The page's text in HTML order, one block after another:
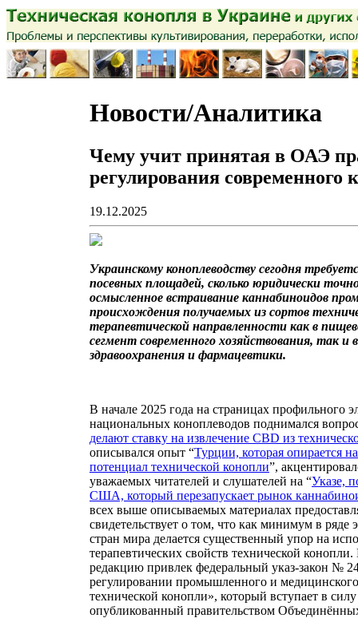
Новости/Аналитика
Чему учит принятая в ОАЭ
регулирования современного
19.12.2025
Украинскому коноплеводству сегодня
посевных площадей, сколько юридически
осмысленное встраивание каннабиноидов
происхождения получаемых из сортов
терапевтической направленности как в
сегмент современного хозяйствования, так и
здравоохранения и фармацевтики.
В начале 2025 года на страницах профильного
национальных коноплеводов поднимался
делают ставку на извлечение CBD из
описывался опыт “Турции, которая опирается
потенциал технической конопли”,
уважаемых читателей и слушателей на “Указе,
США, который перезапускает рынок
всех выше описываемых материалах
свидетельствует о том, что как минимум в ряде
стран мира делается существенный упор на
терапевтических свойств технической
редакцию привлек федеральный указ-закон №
регулировании промышленного и
технической конопли», который вступает в
опубликованный правительством